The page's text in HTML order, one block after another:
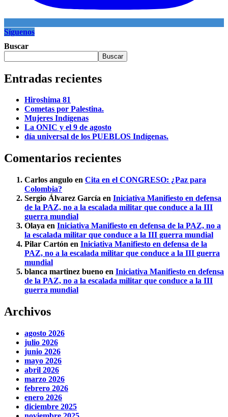
Síguenos
Buscar
Buscar
Entradas recientes
Hiroshima 81
Cometas por Palestina.
Mujeres Indígenas
La ONIC y el 9 de agosto
día universal de los PUEBLOS Indígenas.
Comentarios recientes
Carlos angulo en Cita en el CONGRESO: ¿Paz para
Colombia?
Sergio Álvarez García en Iniciativa Manifiesto en defensa
de la PAZ, no a la escalada militar que conduce a la III
guerra mundial
Olaya en Iniciativa Manifiesto en defensa de la PAZ, no a
la escalada militar que conduce a la III guerra mundial
Pilar Cartón en Iniciativa Manifiesto en defensa de la
PAZ, no a la escalada militar que conduce a la III guerra
mundial
blanca martinez bueno en Iniciativa Manifiesto en defensa
de la PAZ, no a la escalada militar que conduce a la III
guerra mundial
Archivos
agosto 2026
julio 2026
junio 2026
mayo 2026
abril 2026
marzo 2026
febrero 2026
enero 2026
diciembre 2025